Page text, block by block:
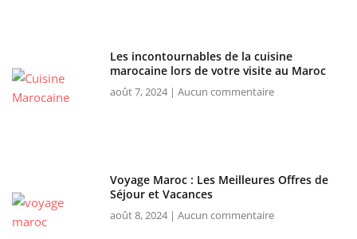
Les incontournables de la cuisine
marocaine lors de votre visite au Maroc
août 7, 2024 Aucun commentaire
Voyage Maroc : Les Meilleures Offres de
Séjour et Vacances
août 8, 2024 Aucun commentaire